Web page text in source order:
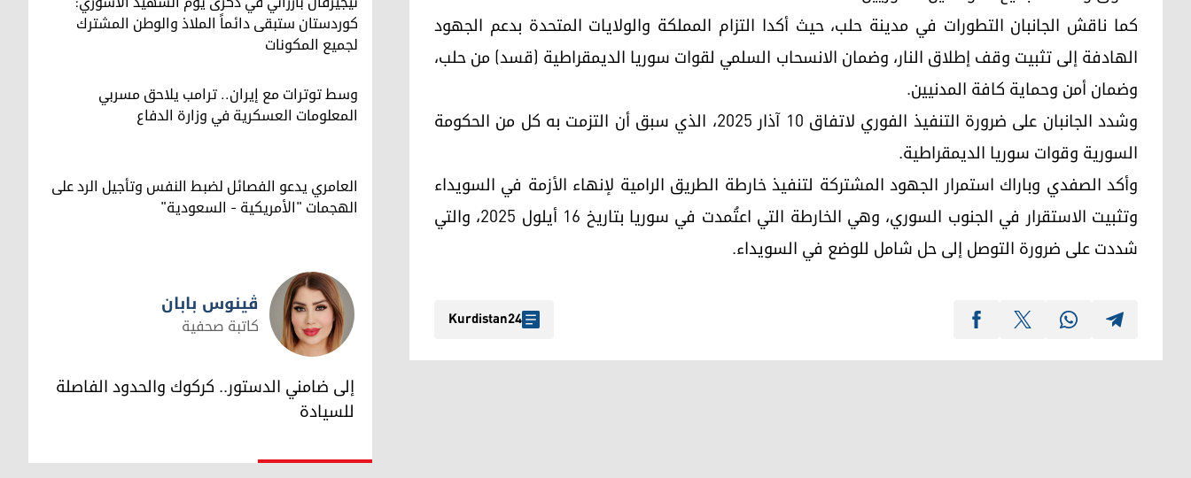
كما ناقش الجانبان التطورات في مدينة حلب، حيث أكدا التزام المملكة والولايات المتحدة بدعم الجهود
الهادفة إلى تثبيت وقف إطلاق النار، وضمان الانسحاب السلمي لقوات سوريا الديمقراطية (قسد) من حلب،
وضمان أمن وحماية كافة المدنيين.
وشدد الجانبان على ضرورة التنفيذ الفوري لاتفاق 10 آذار 2025، الذي سبق أن التزمت به كل من الحكومة
السورية وقوات سوريا الديمقراطية.
وأكد الصفدي وباراك استمرار الجهود المشتركة لتنفيذ خارطة الطريق الرامية لإنهاء الأزمة في السويداء
وتثبيت الاستقرار في الجنوب السوري، وهي الخارطة التي اعتُمدت في سوريا بتاريخ 16 أيلول 2025، والتي
شددت على ضرورة التوصل إلى حل شامل للوضع في السويداء.
Kurdistan24
كوردستان ستبقى دائماً الملاذ والوطن المشترك
لجميع المكونات
وسط توترات مع إيران.. ترامب يلاحق مسربي
المعلومات العسكرية في وزارة الدفاع
العامري يدعو الفصائل لضبط النفس وتأجيل الرد على
الهجمات "الأمريكية - السعودية"
ڤینوس بابان
ڤینوس بابان
كاتبة صحفية
إلى ضامني الدستور.. كركوك والحدود الفاصلة
للسيادة